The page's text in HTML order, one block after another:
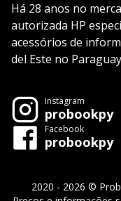
Há 28 anos no
autorizada HP
acessórios de
del Este no
Instagram
probookpy
Facebook
probookpy
2020 - 2026 ©